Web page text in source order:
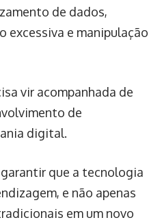
de dados,
excessiva e manipulação
vir acompanhada de
de
digital.
que a tecnologia
e não apenas
em um novo